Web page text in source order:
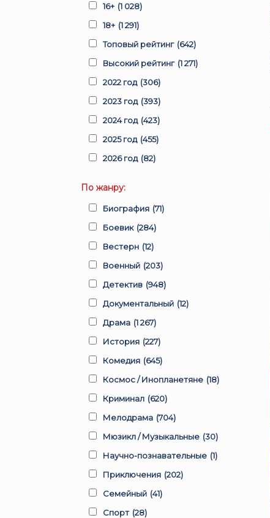
16+ (1 028)
18+ (1 291)
Топовый рейтинг (642)
Высокий рейтинг (1 271)
2022 год (306)
2023 год (393)
2024 год (423)
2025 год (455)
2026 год (82)
По жанру:
Биография (71)
Боевик (284)
Вестерн (12)
Военный (203)
Детектив (948)
Документальный (12)
Драма (1 267)
История (227)
Комедия (645)
Космос / Инопланетяне (18)
Криминал (620)
Мелодрама (704)
Мюзикл / Музыкальные (30)
Научно-познавательные (1)
Приключения (202)
Семейный (41)
Спорт (28)